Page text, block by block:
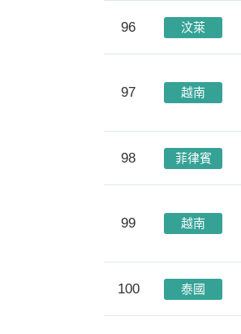
96 汶萊
97 越南
98 菲律賓
99 越南
100 泰國